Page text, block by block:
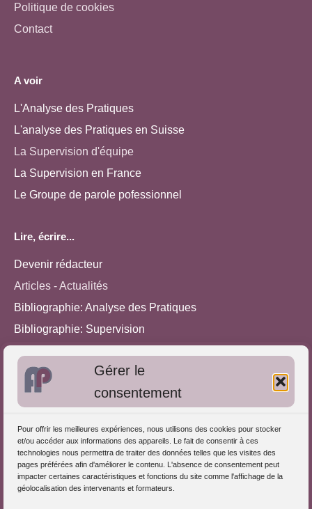
Gérer le
consentement
Pour offrir les meilleures expériences, nous utilisons des cookies pour stocker
et/ou accéder aux informations des appareils. Le fait de consentir à ces
technologies nous permettra de traiter des données telles que les visites des
pages préférées afin d'améliorer le contenu. L'absence de consentement peut
impacter certaines caractéristiques et fonctions du site comme l'affichage de la
géolocalisation des intervenants et formateurs.
Politique de cookies
Contact
A voir
L'Analyse des Pratiques
L'analyse des Pratiques en Suisse
La Supervision d'équipe
La Supervision en France
Le Groupe de parole pofessionnel
Lire, écrire...
Devenir rédacteur
Articles - Actualités
Bibliographie: Analyse des Pratiques
Bibliographie: Supervision
Approches de l'Analyse des pratiques
S'inscrire dans l'Annuaire
Publiez vos formations
Charte déontologique